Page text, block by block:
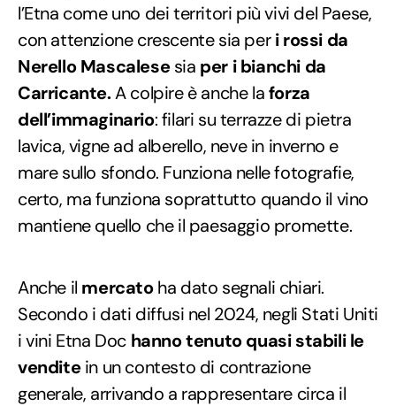
l’Etna come uno dei territori più vivi del Paese,
con attenzione crescente sia peri rossi da
Nerello Mascalesesia per i bianchi da
Carricante.A colpire è anche laforza
dell’immaginario: filari su terrazze di pietra
lavica, vigne ad alberello, neve in inverno e
mare sullo sfondo. Funziona nelle fotografie,
certo, ma funziona soprattutto quando il vino
mantiene quello che il paesaggio promette.
Anche il mercatoha dato segnali chiari.
Secondo i dati diffusi nel 2024, negli Stati Uniti
i vini Etna Doc hanno tenuto quasi stabili le
venditein un contesto di contrazione
generale, arrivando a rappresentare circa il